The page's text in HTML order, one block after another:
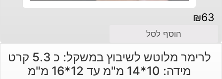
₪63
הוסף לסל
לרימר מלוטש לשיבוץ במשקל: כ 5.3 קרט
מידה: 10*14 מ"מ עד 12*16 מ"מ